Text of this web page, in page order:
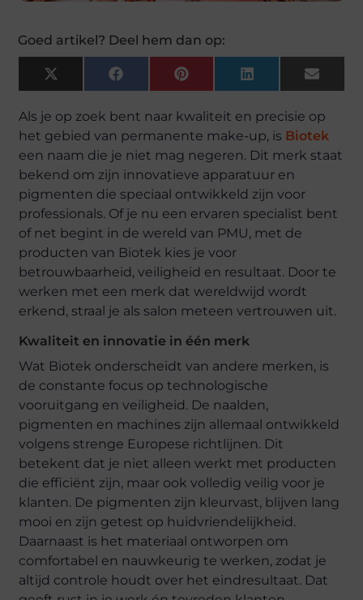
Goed artikel? Deel hem dan op:
X
(Twitter)
FacebookPinterestLinkedInEmail
Als je op zoek bent naar kwaliteit en precisie op
het gebied van permanente make-up, is Biotek
een naam die je niet mag negeren. Dit merk staat
bekend om zijn innovatieve apparatuur en
pigmenten die speciaal ontwikkeld zijn voor
professionals. Of je nu een ervaren specialist bent
of net begint in de wereld van PMU, met de
producten van Biotek kies je voor
betrouwbaarheid, veiligheid en resultaat. Door te
werken met een merk dat wereldwijd wordt
erkend, straal je als salon meteen vertrouwen uit.
Kwaliteit en innovatie in één merk
Wat Biotek onderscheidt van andere merken, is
de constante focus op technologische
vooruitgang en veiligheid. De naalden,
pigmenten en machines zijn allemaal ontwikkeld
volgens strenge Europese richtlijnen. Dit
betekent dat je niet alleen werkt met producten
die efficiënt zijn, maar ook volledig veilig voor je
klanten. De pigmenten zijn kleurvast, blijven lang
mooi en zijn getest op huidvriendelijkheid.
Daarnaast is het materiaal ontworpen om
comfortabel en nauwkeurig te werken, zodat je
altijd controle houdt over het eindresultaat. Dat